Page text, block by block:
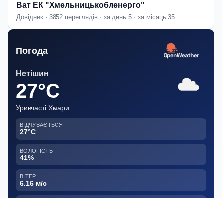
Ват ЕК "Хмельницькобленерго"
Довідник · 3852 переглядів · за день 5 · за місяць 35
Погода
Нетішин
27°C
Уривчасті Хмари
ВІДЧУВАЄТЬСЯ
27°C
ВОЛОГІСТЬ
41%
ВІТЕР
6.16 м/с